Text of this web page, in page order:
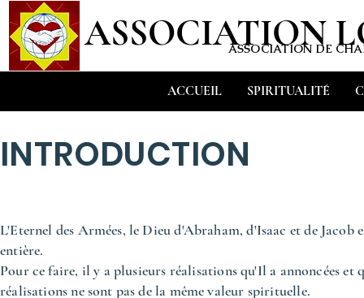
ASSOCIATION
ASSOCIATION DE
INTRODUCTION
L'Eternel des Armées, le Dieu d'Abraham, d'Isaac et de
entière.
Pour ce faire, il y a plusieurs réalisations qu'Il a annoncées
réalisations ne sont pas de la même valeur spirituelle.
ACCUEIL SPIRITUALITÉ